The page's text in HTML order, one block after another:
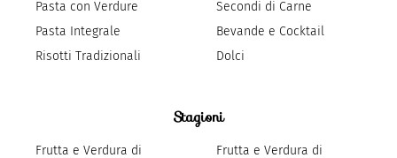
Pasta con Verdure
Pasta Integrale
Risotti Tradizionali
Secondi di Carne
Bevande e Cocktail
Dolci
Stagioni
Frutta e Verdura di
Frutta e Verdura di